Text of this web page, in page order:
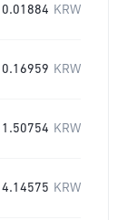
0.01884 KRW
0.16959 KRW
1.50754 KRW
4.14575 KRW